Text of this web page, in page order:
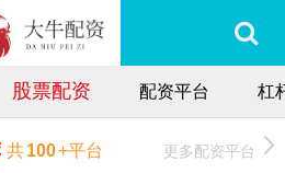
股票配资 配资平台 杠
共100+平台 更多配资平台